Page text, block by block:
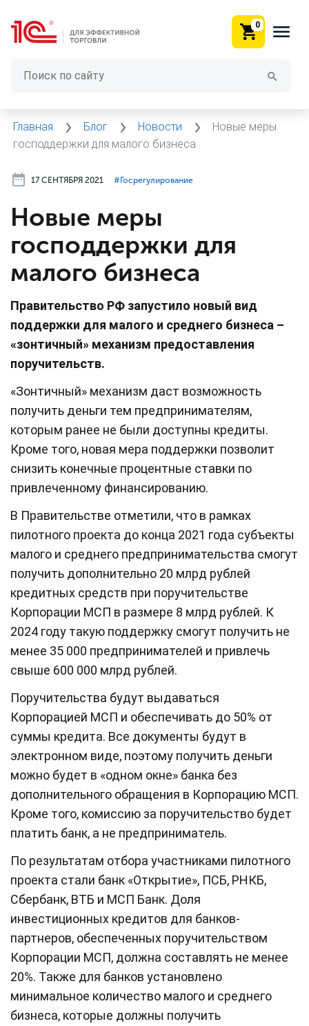
0
Главная Блог Новости
Новые меры
господдержки для малого бизнеса
17 СЕНТЯБРЯ 2021 #⁣Госрегулирование
Новые меры
господдержки для
малого бизнеса
Правительство РФ запустило новый вид
поддержки для малого и среднего бизнеса –
«зонтичный» механизм предоставления
поручительств.
«Зонтичный» механизм даст возможность
получить деньги тем предпринимателям,
которым ранее не были доступны кредиты.
Кроме того, новая мера поддержки позволит
снизить конечные процентные ставки по
привлеченному финансированию.
В Правительстве отметили, что в рамках
пилотного проекта до конца 2021 года субъекты
малого и среднего предпринимательства смогут
получить дополнительно 20 млрд рублей
кредитных средств при поручительстве
Корпорации МСП в размере 8 млрд рублей. К
2024 году такую поддержку смогут получить не
менее 35 000 предпринимателей и привлечь
свыше 600 000 млрд рублей.
Поручительства будут выдаваться
Корпорацией МСП и обеспечивать до 50% от
суммы кредита. Все документы будут в
электронном виде, поэтому получить деньги
можно будет в «одном окне» банка без
дополнительного обращения в Корпорацию МСП.
Кроме того, комиссию за поручительство будет
платить банк, а не предприниматель.
По результатам отбора участниками пилотного
проекта стали банк «Открытие», ПСБ, РНКБ,
Сбербанк, ВТБ и МСП Банк. Доля
инвестиционных кредитов для банков-
партнеров, обеспеченных поручительством
Корпорации МСП, должна составлять не менее
20%. Также для банков установлено
минимальное количество малого и среднего
бизнеса, которые должны получить